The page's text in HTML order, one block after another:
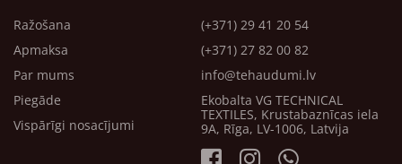
Ražošana
Apmaksa
Par mums
Piegāde
Vispārīgi nosacījumi
(+371) 29 41 20 54
(+371) 27 82 00 82
info@tehaudumi.lv
Ekobalta VG TECHNICAL
TEXTILES, Krustabaznīcas iela
9A, Rīga, LV-1006, Latvija